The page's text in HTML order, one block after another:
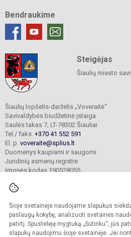
Šioje svetainėje naudojame slapukus
paslaugų kokybę, analizuoti svetainės
patirtį. Spustelėję mygtuką „Sutinku“, jūs
slapukų naudojimu šioje svetainėje. Jei
Bendraukime
Steigėjas
Šiaulių miesto
Šiaulių lopšelis-darželis „Voveraitė“
Savivaldybės biudžetinė įstaiga
Saulės takas 7, LT-78302 Šiauliai
Tel./ faks. +370 41 552 591
El. p. voveraite@splius.lt
Duomenys kaupiami ir saugomi
Juridinių asmenų registre
Įmonės kodas 190528055
© 2025. Šiaulių lopšelis-darželis
Kopijuoti turinį be raštiško įstaigos
Prieinamumo paraiška